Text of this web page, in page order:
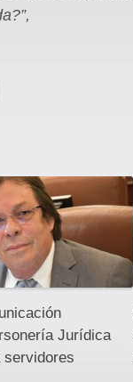
Jurídica
servidores